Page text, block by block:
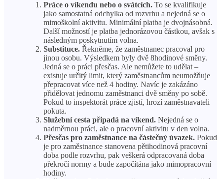
Práce o víkendu nebo o svátcích. To se kvalifikuje
jako samostatná odchylka od rozvrhu a nejedná se o
mimoškolní aktivitu. Minimální platba je dvojnásobná.
Další možností je platba jednorázovou částkou, avšak s
následným poskytnutím volna.
Substituce. Řekněme, že zaměstnanec pracoval pro
jinou osobu. Výsledkem byly dvě 8hodinové směny.
Jedná se o práci přesčas. Ale nemůžete to udělat –
existuje určitý limit, který zaměstnancům neumožňuje
přepracovat více než 4 hodiny. Navíc je zakázáno
přidělovat jednomu zaměstnanci dvě směny po sobě.
Pokud to inspektorát práce zjistí, hrozí zaměstnavateli
pokuta.
Služební cesta připadá na víkend. Nejedná se o
nadměrnou práci, ale o pracovní aktivitu v den volna.
Přesčas pro zaměstnance na částečný úvazek. Pokud
je pro zaměstnance stanovena pětihodinová pracovní
doba podle rozvrhu, pak veškerá odpracovaná doba
překročí normy a bude započítána jako mimopracovní
hodiny.